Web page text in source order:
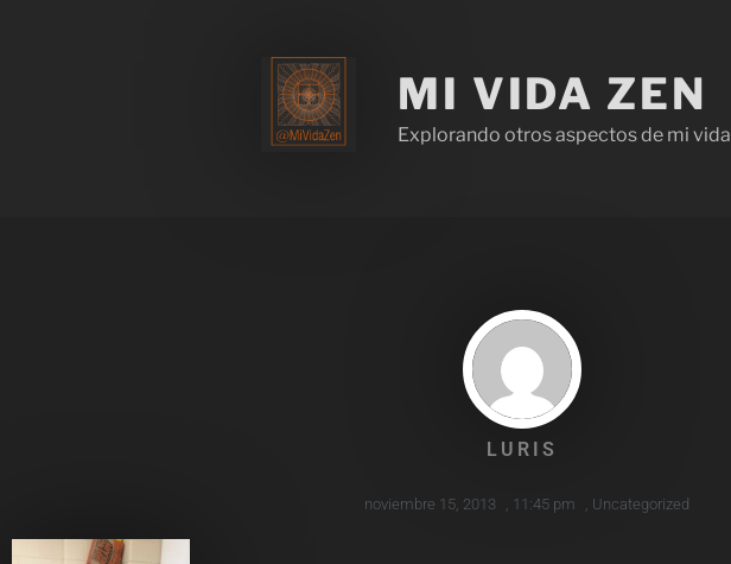
MI VIDA ZEN
Explorando otros aspectos de mi vida
LURIS
noviembre 15, 2013 , 11:45 pm , Uncategorized